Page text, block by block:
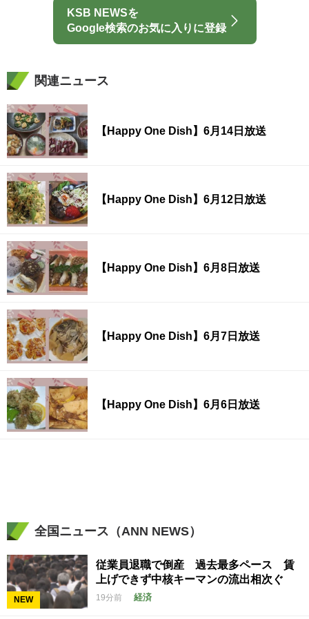
KSB NEWSを
Google検索のお気に入りに登録
関連ニュース
【Happy One Dish】6月14日放送
【Happy One Dish】6月12日放送
【Happy One Dish】6月8日放送
【Happy One Dish】6月7日放送
【Happy One Dish】6月6日放送
全国ニュース（ANN NEWS）
NEW
従業員退職で倒産 過去最多ペース 賃
上げできず中核キーマンの流出相次ぐ
19分前 経済